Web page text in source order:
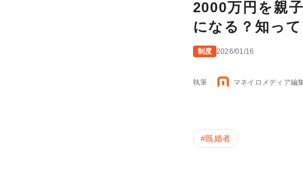
2000万円を親
になる？知っ
制度 2026/01/16
執筆 マネイロメディア編
#既婚者